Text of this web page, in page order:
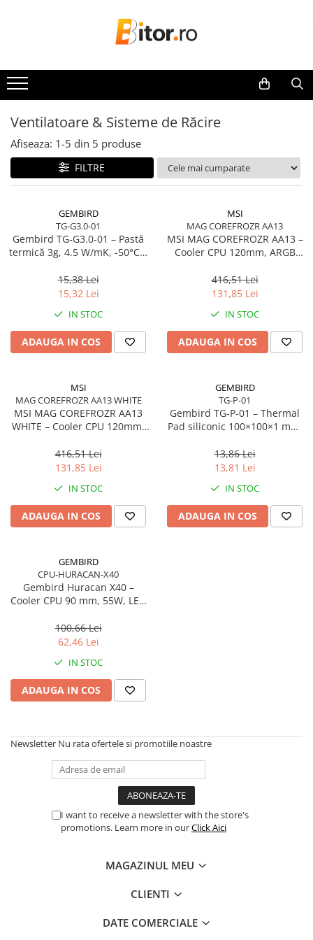
Laptop , PC, Tablete
Laptop-uri
Laptop-uri Gaming
Laptop-uri Business
Desktop PC
Sistem barebone
Imprimante, Scannere,
Imprimante & Multifuncționale
Imprimanta Laser Mono
Imprimante Cerneală
Imprimante Matriciale
Multifuncțional Laser Mono
Accesorii Imprimante & Scannere
3D
Consumabile & Filamente 3D
Consumabile - cerneală
Cerneală & Cap de Printare
Consumabile - toner
Toner
Accesorii Large Format
Plottere & Scannere
Scannere Documente
TV, Audio-Video & Multimedia
Monitoare
Monitoare Gaming & Consumer
Accesorii
Cabluri & Adaptoare Audio-Video
Suporturi TV Birou
Suporturi TV Perete
Ventilatoare & Sisteme de Răcire
Afiseaza: 1-5 din 5 produse
FILTRE
GEMBIRD
TG-G3.0-01
Gembird TG‑G3.0‑01 – Pastă
termică 3g, 4.5 W/mK, -50°C…
15,38 Lei
15,32 Lei
IN STOC
ADAUGA IN COS
MSI
MAG COREFROZR AA13
MSI MAG COREFROZR AA13 –
Cooler CPU 120mm, ARGB
416,51 Lei
131,85 Lei
IN STOC
ADAUGA IN COS
MSI
MAG COREFROZR AA13 WHITE
MSI MAG COREFROZR AA13
WHITE – Cooler CPU 120mm,
White
416,51 Lei
131,85 Lei
IN STOC
ADAUGA IN COS
GEMBIRD
TG-P-01
Gembird TG‑P‑01 – Thermal
Pad siliconic 100×100×1 mm,
13,86 Lei
13,81 Lei
IN STOC
ADAUGA IN COS
GEMBIRD
CPU-HURACAN-X40
Gembird Huracan X40 –
Cooler CPU 90 mm, 55W, LED
100,66 Lei
62,46 Lei
IN STOC
ADAUGA IN COS
Newsletter Nu rata ofertele si promotiile noastre
I want to receive a newsletter with the store's
promotions. Learn more in ourClick Aici
MAGAZINUL MEU
CLIENTI
DATE COMERCIALE